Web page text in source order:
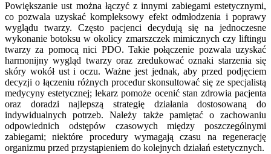
Powiększanie ust można łączyć z innymi zabiegami estetycznymi,
co pozwala uzyskać kompleksowy efekt odmłodzenia i poprawy
wyglądu twarzy. Często pacjenci decydują się na jednoczesne
wykonanie botoksu w okolicy zmarszczek mimicznych czy liftingu
twarzy za pomocą nici PDO. Takie połączenie pozwala uzyskać
harmonijny wygląd twarzy oraz zredukować oznaki starzenia się
skóry wokół ust i oczu. Ważne jest jednak, aby przed podjęciem
decyzji o łączeniu różnych procedur skonsultować się ze specjalistą
medycyny estetycznej; lekarz pomoże ocenić stan zdrowia pacjenta
oraz doradzi najlepszą strategię działania dostosowaną do
indywidualnych potrzeb. Należy także pamiętać o zachowaniu
odpowiednich odstępów czasowych między poszczególnymi
zabiegami; niektóre procedury wymagają czasu na regenerację
organizmu przed przystąpieniem do kolejnych działań estetycznych.